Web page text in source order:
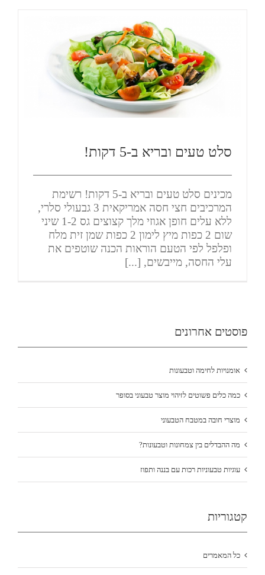
סלט טעים ובריא ב-5 דקות!
מכינים סלט טעים ובריא ב-5 דקות! רשימת
המרכיבים חצי חסה אמריקאית 3 גבעולי סלרי,
ללא עלים חופן אגוזי מלך קצוצים גס 1-2 שיני
שום 2 כפות מיץ לימון 2 כפות שמן זית מלח
ופלפל לפי הטעם הוראות הכנה שוטפים את
עלי החסה, מייבשים, [...]
פוסטים אחרונים
אומנויות לחימה וטבעונות
כמה כלים פשוטים לזיהוי מוצר טבעוני בסופר
מוצרי חובה במטבח הטבעוני
מה ההבדלים בין צמחונות וטבעונות?
עוגיות טבעוניות רכות עם בננה ותפוז
קטגוריות
כל המאמרים